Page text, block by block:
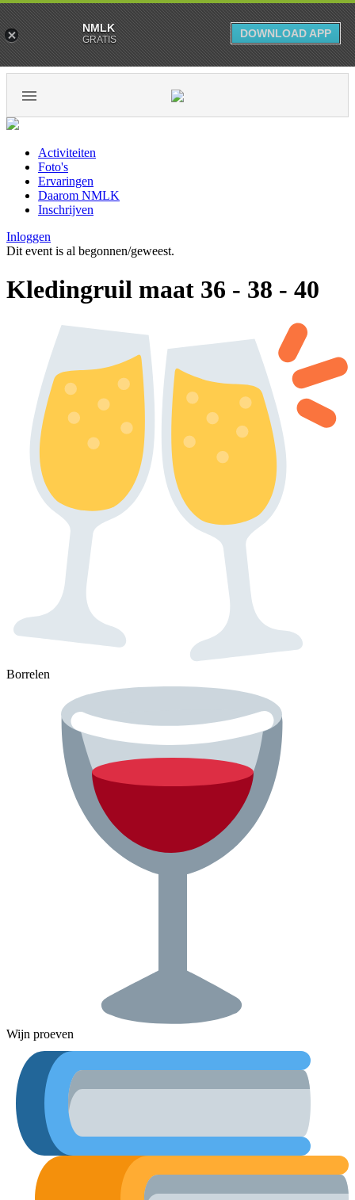
Activiteiten
Foto's
Ervaringen
Daarom NMLK
Inschrijven
Inloggen
Dit event is al begonnen/geweest.
Kledingruil maat 36 - 38 - 40
Borrelen
Wijn proeven
NMLK
GRATIS DOWNLOAD APP